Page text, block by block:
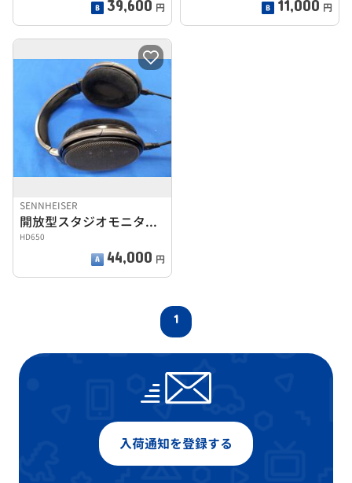
39,600 円 11,000 円
SENNHEISER
開放型スタジオモニターヘッドフォン
HD650
44,000 円
1
入荷通知を登録する